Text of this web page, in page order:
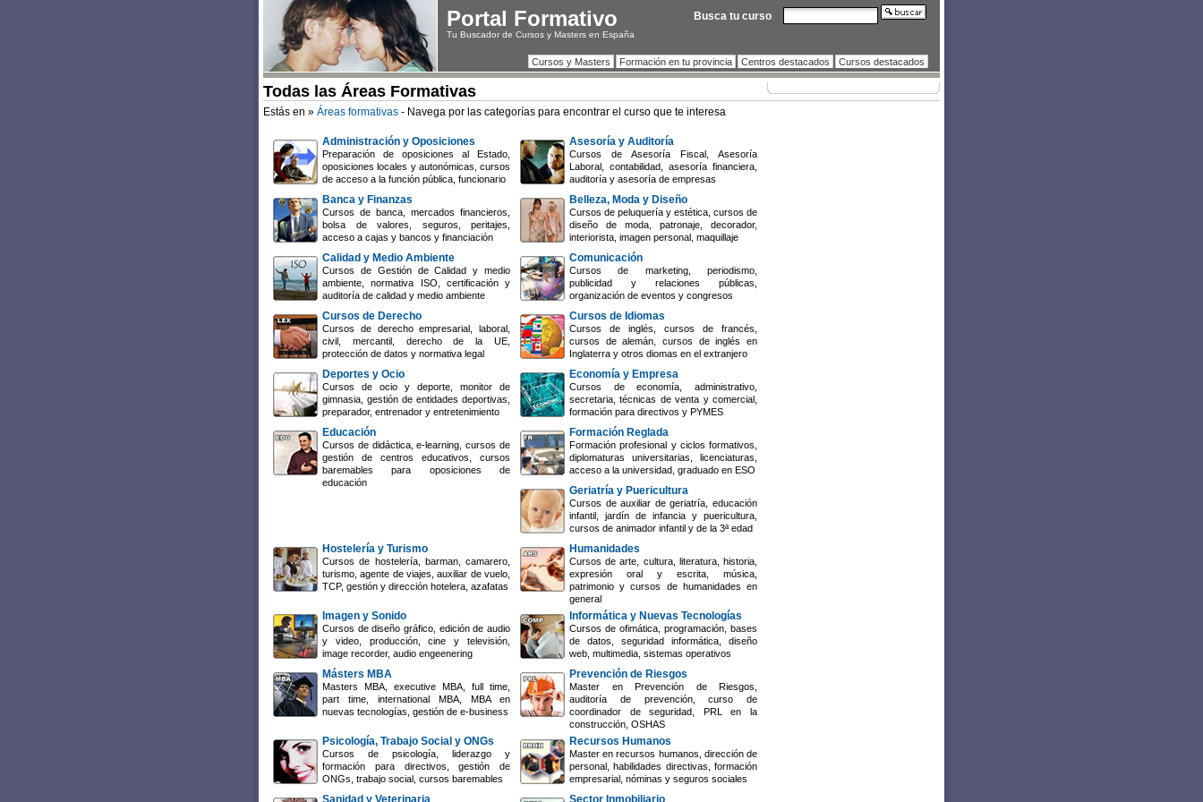
Portal Formativo
Tu Buscador de Cursos y Masters en España
Cursos y Masters Formación en tu provincia Centros destacados Cursos destacados
Todas las Áreas Formativas
Estás en » Áreas formativas - Navega por las categorías para encontrar el curso que te interesa
Administración y Oposiciones
Preparación de oposiciones al Estado,
oposiciones locales y autonómicas, cursos
de acceso a la función pública, funcionario
Asesoría y Auditoría
Cursos de Asesoría Fiscal, Asesoría
Laboral, contabilidad, asesoría financiera,
auditoría y asesoría de empresas
Banca y Finanzas
Cursos de banca, mercados financieros,
bolsa de valores, seguros, peritajes,
acceso a cajas y bancos y financiación
Belleza, Moda y Diseño
Cursos de peluquería y estética, cursos de
diseño de moda, patronaje, decorador,
interiorista, imagen personal, maquillaje
Calidad y Medio Ambiente
Cursos de Gestión de Calidad y medio
ambiente, normativa ISO, certificación y
auditoría de calidad y medio ambiente
Comunicación
Cursos de marketing, periodismo,
publicidad y relaciones públicas,
organización de eventos y congresos
Cursos de Derecho
Cursos de derecho empresarial, laboral,
civil, mercantil, derecho de la UE,
protección de datos y normativa legal
Cursos de Idiomas
Cursos de inglés, cursos de francés,
cursos de alemán, cursos de inglés en
Inglaterra y otros diomas en el extranjero
Deportes y Ocio
Cursos de ocio y deporte, monitor de
gimnasia, gestión de entidades deportivas,
preparador, entrenador y entretenimiento
Economía y Empresa
Cursos de economía, administrativo,
secretaria, técnicas de venta y comercial,
formación para directivos y PYMES
Educación
Cursos de didáctica, e-learning, cursos de
gestión de centros educativos, cursos
baremables para oposiciones de
educación
Formación Reglada
Formación profesional y ciclos formativos,
diplomaturas universitarias, licenciaturas,
acceso a la universidad, graduado en ESO
Geriatría y Puericultura
Cursos de auxiliar de geriatría, educación
infantil, jardín de infancia y puericultura,
cursos de animador infantil y de la 3ª edad
Hostelería y Turismo
Cursos de hostelería, barman, camarero,
turismo, agente de viajes, auxiliar de vuelo,
TCP, gestión y dirección hotelera, azafatas
Humanidades
Cursos de arte, cultura, literatura, historia,
expresión oral y escrita, música,
patrimonio y cursos de humanidades en
general
Imagen y Sonido
Cursos de diseño gráfico, edición de audio
y video, producción, cine y televisión,
image recorder, audio engeenering
Informática y Nuevas Tecnologías
Cursos de ofimática, programación, bases
de datos, seguridad informática, diseño
web, multimedia, sistemas operativos
Másters MBA
Masters MBA, executive MBA, full time,
part time, international MBA, MBA en
nuevas tecnologías, gestión de e-business
Prevención de Riesgos
Master en Prevención de Riesgos,
auditoría de prevención, curso de
coordinador de seguridad, PRL en la
construcción, OSHAS
Psicología, Trabajo Social y ONGs
Cursos de psicología, liderazgo y
formación para directivos, gestión de
ONGs, trabajo social, cursos baremables
Recursos Humanos
Master en recursos humanos, dirección de
personal, habilidades directivas, formación
empresarial, nóminas y seguros sociales
Sanidad y Veterinaria Sector Inmobiliario
Busca tu curso